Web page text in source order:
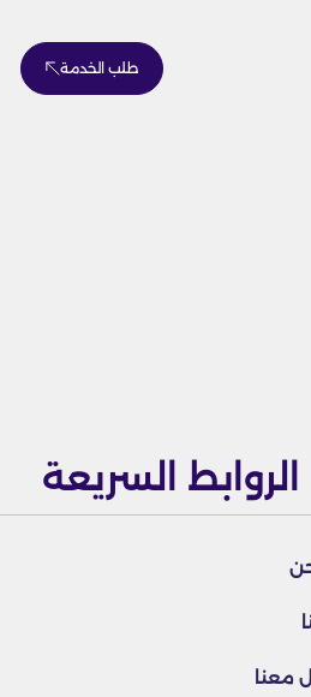
طلب الخدمة
الروابط السريعة
معنا